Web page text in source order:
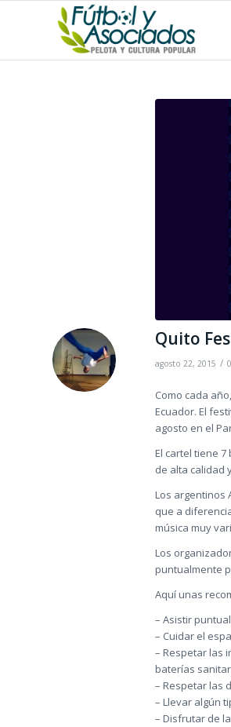
Quito
agosto 22, 2015 /
Como cada
Ecuador. El
agosto en el
El cartel tiene
de alta calidad
Los argentinos
que a
música muy
Los
puntualmente
Aquí unas
– Asistir
– Cuidar el
– Respetar las
baterías
– Respetar las
– Llevar algún
– Disfrutar de